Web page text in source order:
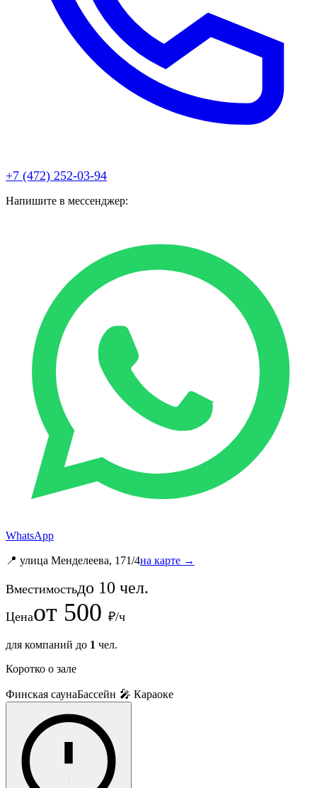
+7 (472) 252-03-94
Напишите в мессенджер:
WhatsApp
📍 улица Менделеева, 171/4на карте →
Вместимостьдо 10 чел.
Ценаот 500 ₽/ч
для компаний до 1 чел.
Коротко о зале
Финская саунаБассейн 🎤 Караоке